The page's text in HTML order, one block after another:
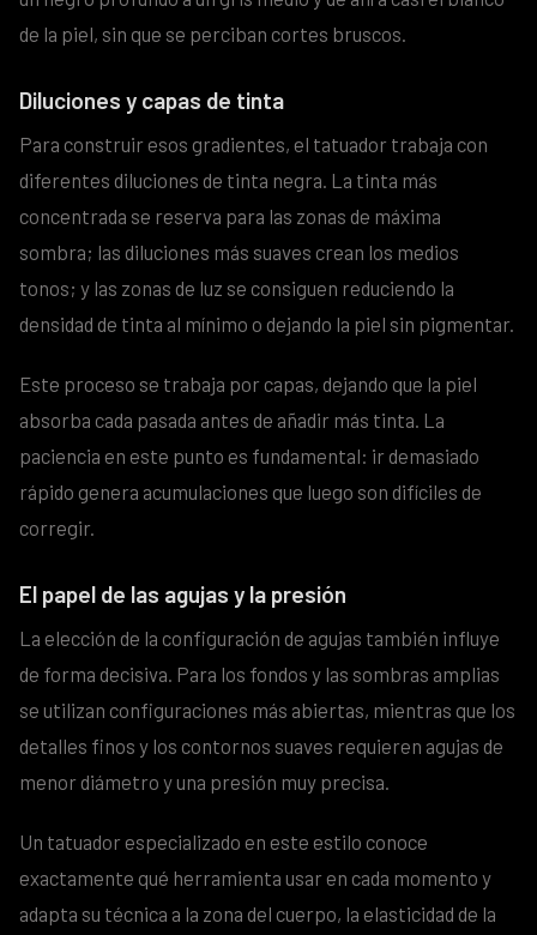
de la piel, sin que se perciban cortes bruscos.
Diluciones y capas de tinta
Para construir esos gradientes, el tatuador trabaja con
diferentes diluciones de tinta negra. La tinta más
concentrada se reserva para las zonas de máxima
sombra; las diluciones más suaves crean los medios
tonos; y las zonas de luz se consiguen reduciendo la
densidad de tinta al mínimo o dejando la piel sin pigmentar.
Este proceso se trabaja por capas, dejando que la piel
absorba cada pasada antes de añadir más tinta. La
paciencia en este punto es fundamental: ir demasiado
rápido genera acumulaciones que luego son difíciles de
corregir.
El papel de las agujas y la presión
La elección de la configuración de agujas también influye
de forma decisiva. Para los fondos y las sombras amplias
se utilizan configuraciones más abiertas, mientras que los
detalles finos y los contornos suaves requieren agujas de
menor diámetro y una presión muy precisa.
Un tatuador especializado en este estilo conoce
exactamente qué herramienta usar en cada momento y
adapta su técnica a la zona del cuerpo, la elasticidad de la